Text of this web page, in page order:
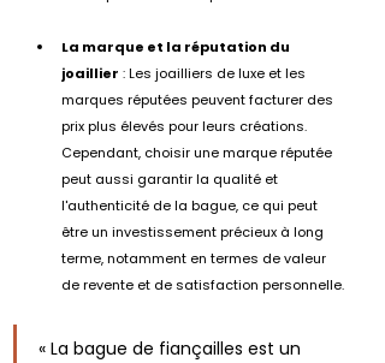
La marque et la réputation du
joaillier : Les joailliers de luxe et les
marques réputées peuvent facturer des
prix plus élevés pour leurs créations.
Cependant, choisir une marque réputée
peut aussi garantir la qualité et
l'authenticité de la bague, ce qui peut
être un investissement précieux à long
terme, notamment en termes de valeur
de revente et de satisfaction personnelle.
« La bague de fiançailles est un